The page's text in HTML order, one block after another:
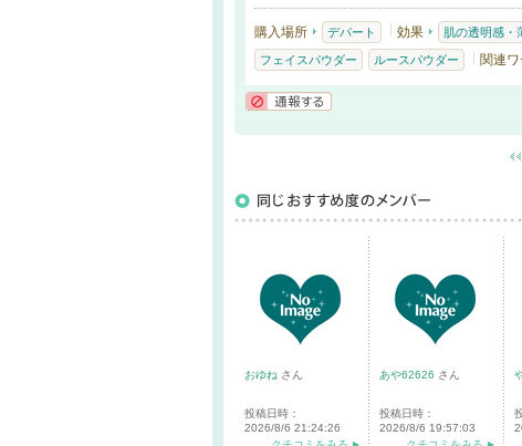
購入場所 デパート 効果 肌の透明感・
フェイスパウダー ルースパウダー 関連ワ
おゆね さん
投稿日時：
2026/8/6 21:24:26
あや62626 さん
投稿日時：
2026/8/6 19:57:03